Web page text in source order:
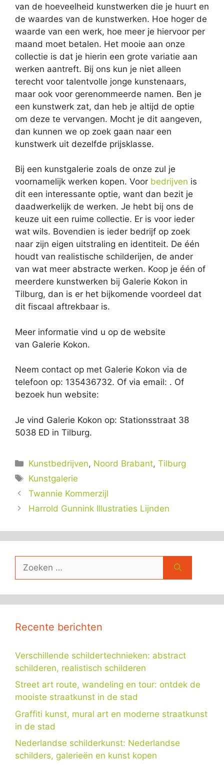
van de hoeveelheid kunstwerken die je huurt en
de waardes van de kunstwerken. Hoe hoger de
waarde van een werk, hoe meer je hiervoor per
maand moet betalen. Het mooie aan onze
collectie is dat je hierin een grote variatie aan
werken aantreft. Bij ons kun je niet alleen
terecht voor talentvolle jonge kunstenaars,
maar ook voor gerenommeerde namen. Ben je
een kunstwerk zat, dan heb je altijd de optie
om deze te vervangen. Mocht je dit aangeven,
dan kunnen we op zoek gaan naar een
kunstwerk uit dezelfde prijsklasse.
Bij een kunstgalerie zoals de onze zul je
voornamelijk werken kopen. Voor bedrijven is
dit een interessante optie, want dan bezit je
daadwerkelijk de werken. Je hebt bij ons de
keuze uit een ruime collectie. Er is voor ieder
wat wils. Bovendien is ieder bedrijf op zoek
naar zijn eigen uitstraling en identiteit. De één
houdt van realistische schilderijen, de ander
van wat meer abstracte werken. Koop je één of
meerdere kunstwerken bij Galerie Kokon in
Tilburg, dan is er het bijkomende voordeel dat
dit fiscaal aftrekbaar is.
Meer informatie vind u op de website
van Galerie Kokon.
Neem contact op met Galerie Kokon via de
telefoon op: 135436732. Of via email: . Of
bezoek hun website:
Je vind Galerie Kokon op: Stationsstraat 38
5038 ED in Tilburg.
Categorieën
Kunstbedrijven, Noord Brabant,Tilburg
Tags
Kunstgalerie
Twannie Kommerzijl
Harrold Gunnink Illustraties Lijnden
naar:
Recente berichten
Verschillende schildertechnieken: abstract
schilderen, realistisch schilderen
Street art route, wandeling en tour: ontdek de
mooiste straatkunst in de stad
Graffiti kunst, mural art en moderne straatkunst
in de stad
Nederlandse schilderkunst: Nederlandse
schilders, galerieën en kunst kopen